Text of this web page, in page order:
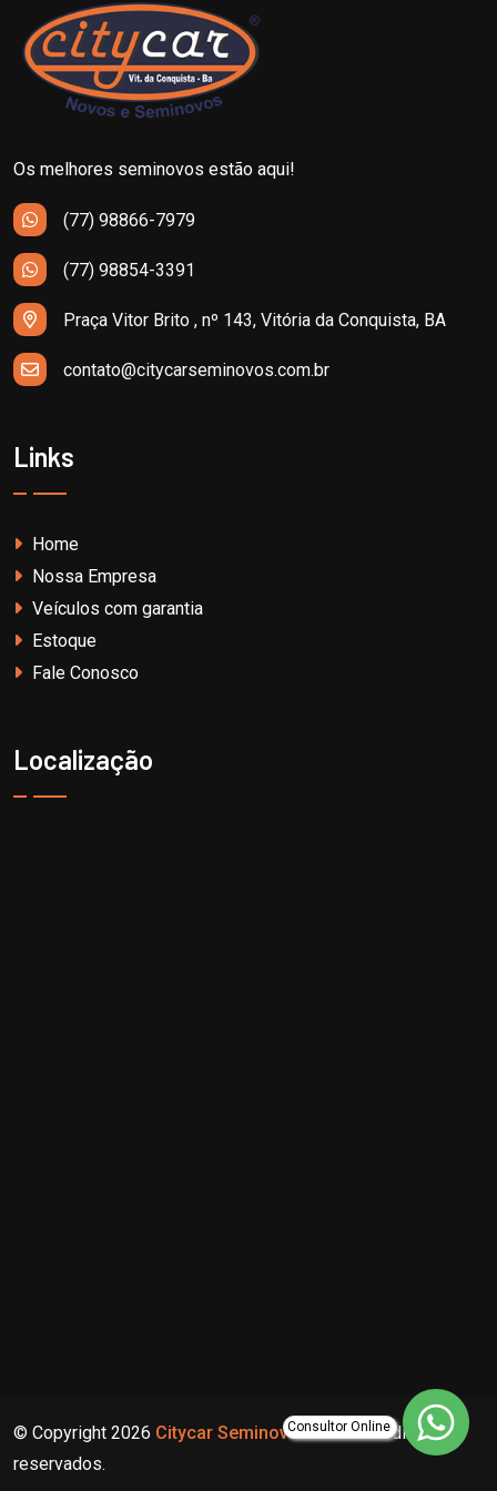
Os melhores seminovos estão aqui!
(77) 98866-7979
(77) 98854-3391
Praça Vitor Brito , nº 143, Vitória da Conquista, BA
contato@citycarseminovos.com.br
Links
Home
Nossa Empresa
Veículos com garantia
Estoque
Fale Conosco
Localização
© Copyright 2026 Citycar SeminovosTodos os direitos
reservados.
Consultor Online